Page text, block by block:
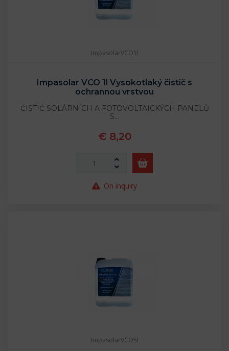
ImpasolarVCO1l
Impasolar VCO 1l Vysokotlaký čistič s
ochrannou vrstvou
ČISTIČ SOLÁRNÍCH A FOTOVOLTAICKÝCH PANELŮ
S…
€ 8,20
On inquiry
ImpasolarVCO5l